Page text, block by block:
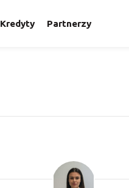
Kredyty Partnerzy